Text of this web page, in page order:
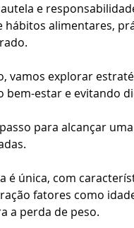
e
hábitos alimentares,
vamos explorar
bem-estar e evitando
para alcançar
é única, com
fatores como
a perda de peso.